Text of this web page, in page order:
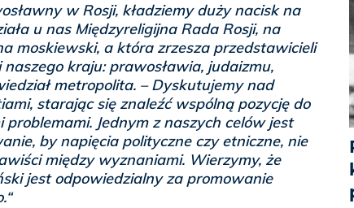
w Rosji, kładziemy duży nacisk na
u nas Międzyreligijna Rada Rosji, na
moskiewski, a która zrzesza przedstawicieli
kraju: prawosławia, judaizmu,
metropolita. – Dyskutujemy nad
starając się znaleźć wspólną pozycję do
problemami. Jednym z naszych celów jest
by napięcia polityczne czy etniczne, nie
między wyznaniami. Wierzymy, że
jest odpowiedzialny za promowanie